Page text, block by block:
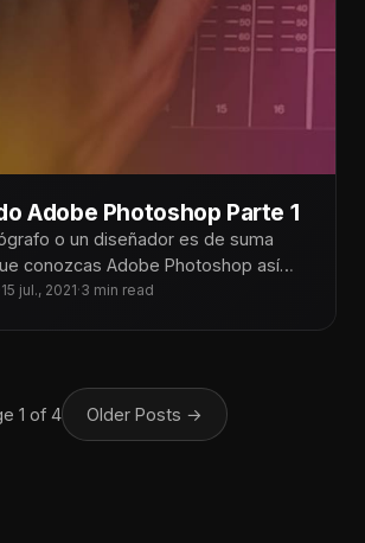
Adobe Photoshop Parte 1
o un diseñador es de suma
conozcas Adobe Photoshop así
15 jul., 2021·3 min read
1 of 4 Older Posts →